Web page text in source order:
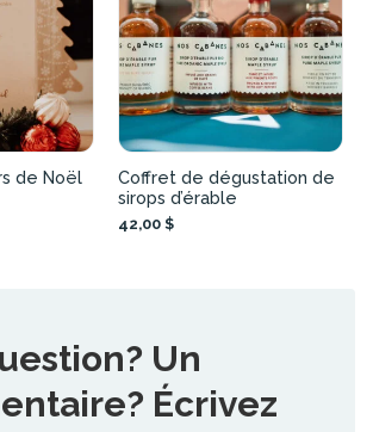
de Noël
Coffret de dégustation de
sirops d’érable
42,00 $
Un
Écrivez